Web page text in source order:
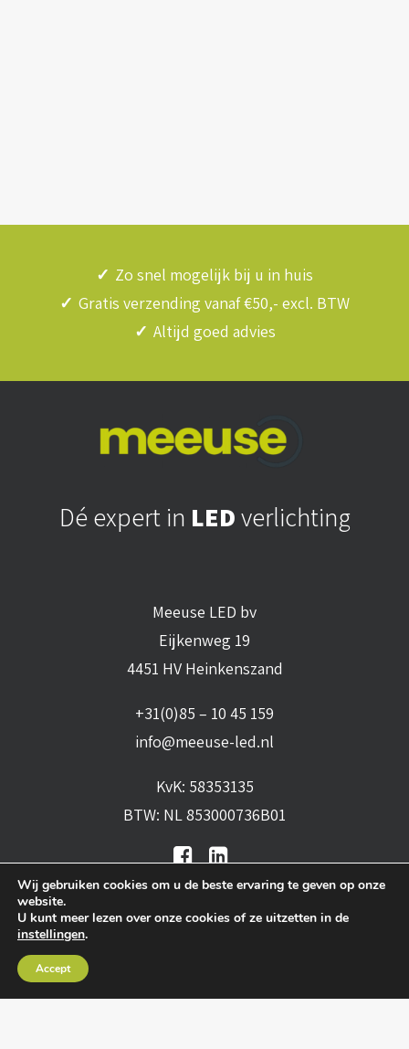
✓ Zo snel mogelijk bij u in huis
✓ Gratis verzending vanaf €50,- excl. BTW
✓ Altijd goed advies
Dé expert in LEDverlichting
Meeuse LED bv
Eijkenweg 19
4451 HV Heinkenszand
+31(0)85 – 10 45 159
info@meeuse-led.nl
KvK: 58353135
BTW: NL 853000736B01
leveringsvoorwaarden
Wij gebruiken cookies om u de beste ervaring te geven op onze
website.
U kunt meer lezen over onze cookies of ze uitzetten in de
instellingen.
Accept